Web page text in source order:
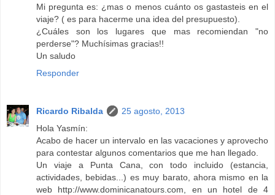
Mi pregunta es: ¿mas o menos cuánto os gastasteis en el
viaje? ( es para hacerme una idea del presupuesto).
¿Cuáles son los lugares que mas recomiendan "no
perderse"? Muchísimas gracias!!
Un saludo
Responder
Ricardo Ribalda
25 agosto, 2013
Hola Yasmín:
Acabo de hacer un intervalo en las vacaciones y aprovecho
para contestar algunos comentarios que me han llegado.
Un viaje a Punta Cana, con todo incluido (estancia,
actividades, bebidas...) es muy barato, ahora mismo en la
web http://www.dominicanatours.com, en un hotel de 4